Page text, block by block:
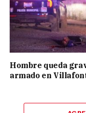
Hombre queda
armado en